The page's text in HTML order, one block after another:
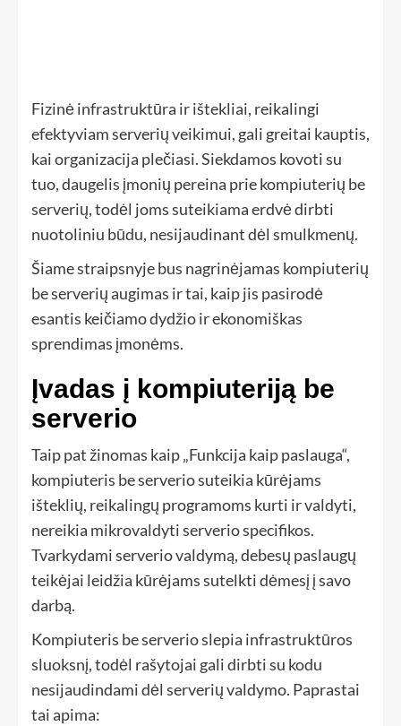
Fizinė infrastruktūra ir ištekliai, reikalingi
efektyviam serverių veikimui, gali greitai kauptis,
kai organizacija plečiasi. Siekdamos kovoti su
tuo, daugelis įmonių pereina prie kompiuterių be
serverių, todėl joms suteikiama erdvė dirbti
nuotoliniu būdu, nesijaudinant dėl ​​smulkmenų.
Šiame straipsnyje bus nagrinėjamas kompiuterių
be serverių augimas ir tai, kaip jis pasirodė
esantis keičiamo dydžio ir ekonomiškas
sprendimas įmonėms.
Įvadas į kompiuteriją be
serverio
Taip pat žinomas kaip „Funkcija kaip paslauga“,
kompiuteris be serverio suteikia kūrėjams
išteklių, reikalingų programoms kurti ir valdyti,
nereikia mikrovaldyti serverio specifikos.
Tvarkydami serverio valdymą, debesų paslaugų
teikėjai leidžia kūrėjams sutelkti dėmesį į savo
darbą.
Kompiuteris be serverio slepia infrastruktūros
sluoksnį, todėl rašytojai gali dirbti su kodu
nesijaudindami dėl serverių valdymo. Paprastai
tai apima: